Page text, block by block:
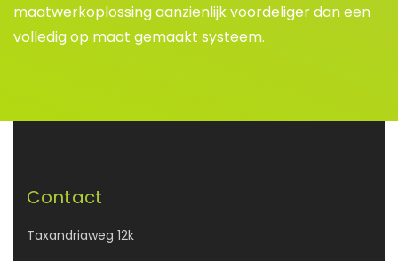
maatwerkoplossing aanzienlijk voordeliger dan een
volledig op maat gemaakt systeem.
Contact
Taxandriaweg 12k